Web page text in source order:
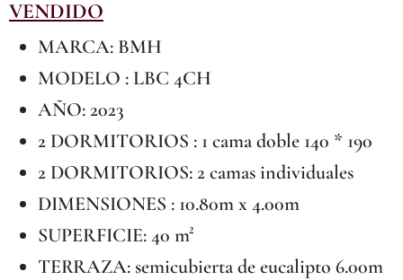
VENDIDO
MARCA: BMH
MODELO : LBC 4CH
AÑO: 2023
2 DORMITORIOS : 1 cama doble 140 * 190
2 DORMITORIOS: 2 camas individuales
DIMENSIONES : 10.80m x 4.00m
SUPERFICIE: 40 m²
TERRAZA: semicubierta de eucalipto 6.00m